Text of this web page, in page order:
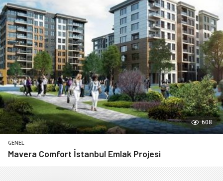
608
GENEL
Mavera Comfort İstanbul Emlak Projesi